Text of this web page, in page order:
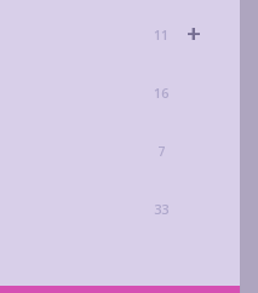
+
11
16
7
33